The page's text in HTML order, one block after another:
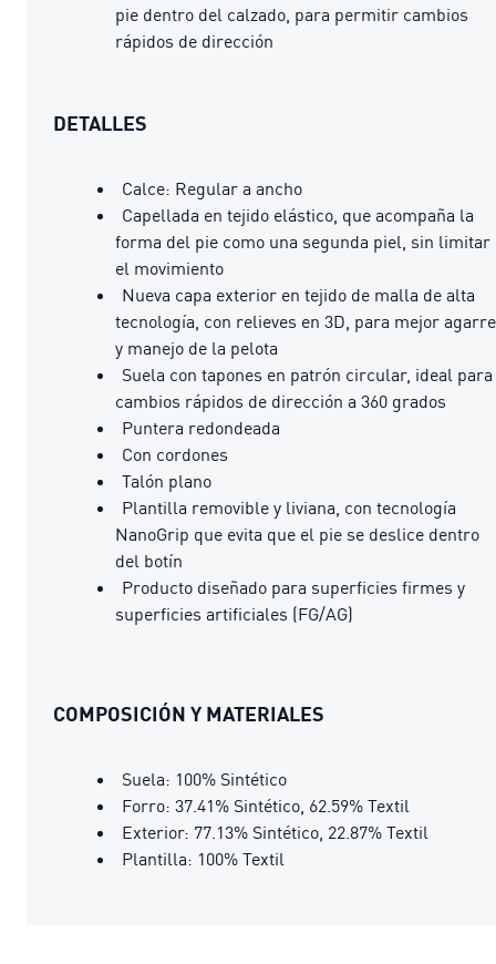
pie dentro del calzado, para permitir cambios
rápidos de dirección
DETALLES
Calce: Regular a ancho
Capellada en tejido elástico, que acompaña la
forma del pie como una segunda piel, sin limitar
el movimiento
Nueva capa exterior en tejido de malla de alta
tecnología, con relieves en 3D, para mejor agarre
y manejo de la pelota
Suela con tapones en patrón circular, ideal para
cambios rápidos de dirección a 360 grados
Puntera redondeada
Con cordones
Talón plano
Plantilla removible y liviana, con tecnología
NanoGrip que evita que el pie se deslice dentro
del botín
Producto diseñado para superficies firmes y
superficies artificiales (FG/AG)
COMPOSICIÓN Y MATERIALES
Suela: 100% Sintético
Forro: 37.41% Sintético, 62.59% Textil
Exterior: 77.13% Sintético, 22.87% Textil
Plantilla: 100% Textil